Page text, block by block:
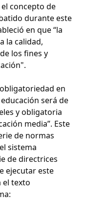
concepto de
durante este
en que “la
la calidad,
los fines y
en
será de
y obligatoria
media”. Este
de normas
sistema
de directrices
ejecutar este
el texto